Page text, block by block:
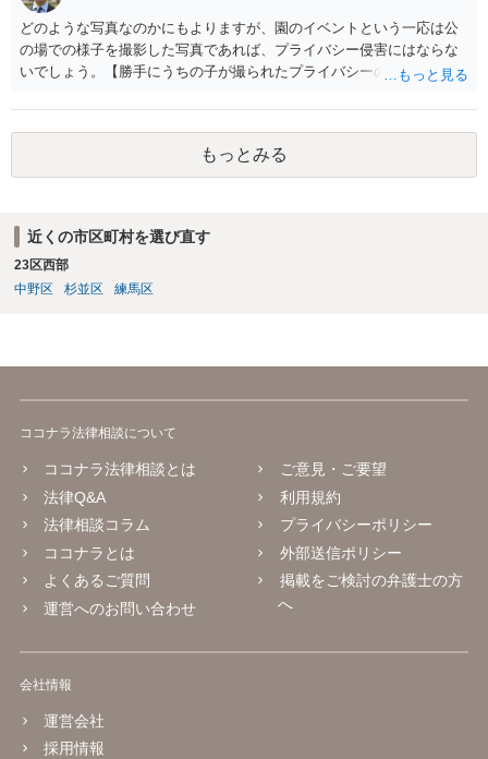
はもちろんのこと、認可外の保育施設でも補助金を受けている施設
は、市や区、都道府県などの責任の範囲内にありますから、役所も相
談に応じなくてはなりません。
どのような写真なのかにもよりますが、園のイベントという一応は公
の場での様子を撮影した写真であれば、プライバシー侵害にはならな
いでしょう。【勝手にうちの子が撮られたプライバシーの侵害だと保
す。仮にスマホの開示を拒否しても法的問題にはならないと考えられ
ます。
もっとみる
近くの市区町村を選び直す
23区西部
中野区
杉並区 練馬区
ココナラ法律相談について
ココナラ法律相談とは
法律Q&A
法律相談コラム
ココナラとは
よくあるご質問
運営へのお問い合わせ
ご意見・ご要望
利用規約
プライバシーポリシー
外部送信ポリシー
掲載をご検討の弁護士の方
へ
会社情報
運営会社
採用情報